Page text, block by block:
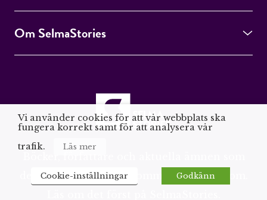
Om SelmaStories
det pratas om – eller kommer att pratas om.
Vi använder cookies för att vår webbplats ska
fungera korrekt samt för att analysera vår
trafik.
Läs mer
Cookie-inställningar Godkänn